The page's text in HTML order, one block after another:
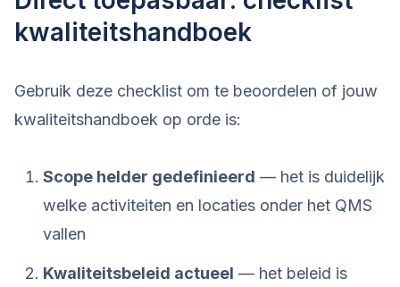
kwaliteitshandboek
Gebruik deze checklist om te beoordelen of jouw
kwaliteitshandboek op orde is:
Scope helder gedefinieerd — het is duidelijk
welke activiteiten en locaties onder het QMS
vallen
Kwaliteitsbeleid actueel — het beleid is